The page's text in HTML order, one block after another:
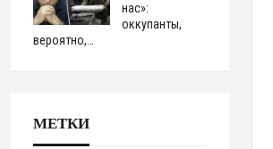
нас»:
оккупанты,
вероятно,…
МЕТКИ